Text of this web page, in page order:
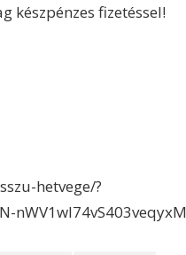
készpénzes fizetéssel!
hetvege/?
nWV1wI74vS403veqyxM